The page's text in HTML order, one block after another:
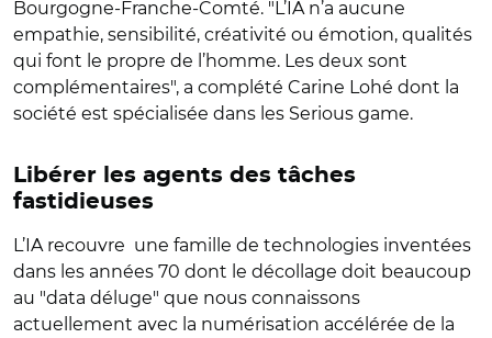
Bourgogne-Franche-Comté. "L’IA n’a aucune
empathie, sensibilité, créativité ou émotion, qualités
qui font le propre de l’homme. Les deux sont
complémentaires", a complété Carine Lohé dont la
société est spécialisée dans les Serious game.
Libérer les agents des tâches
fastidieuses
L’IA recouvre une famille de technologies inventées
dans les années 70 dont le décollage doit beaucoup
au "data déluge" que nous connaissons
actuellement avec la numérisation accélérée de la